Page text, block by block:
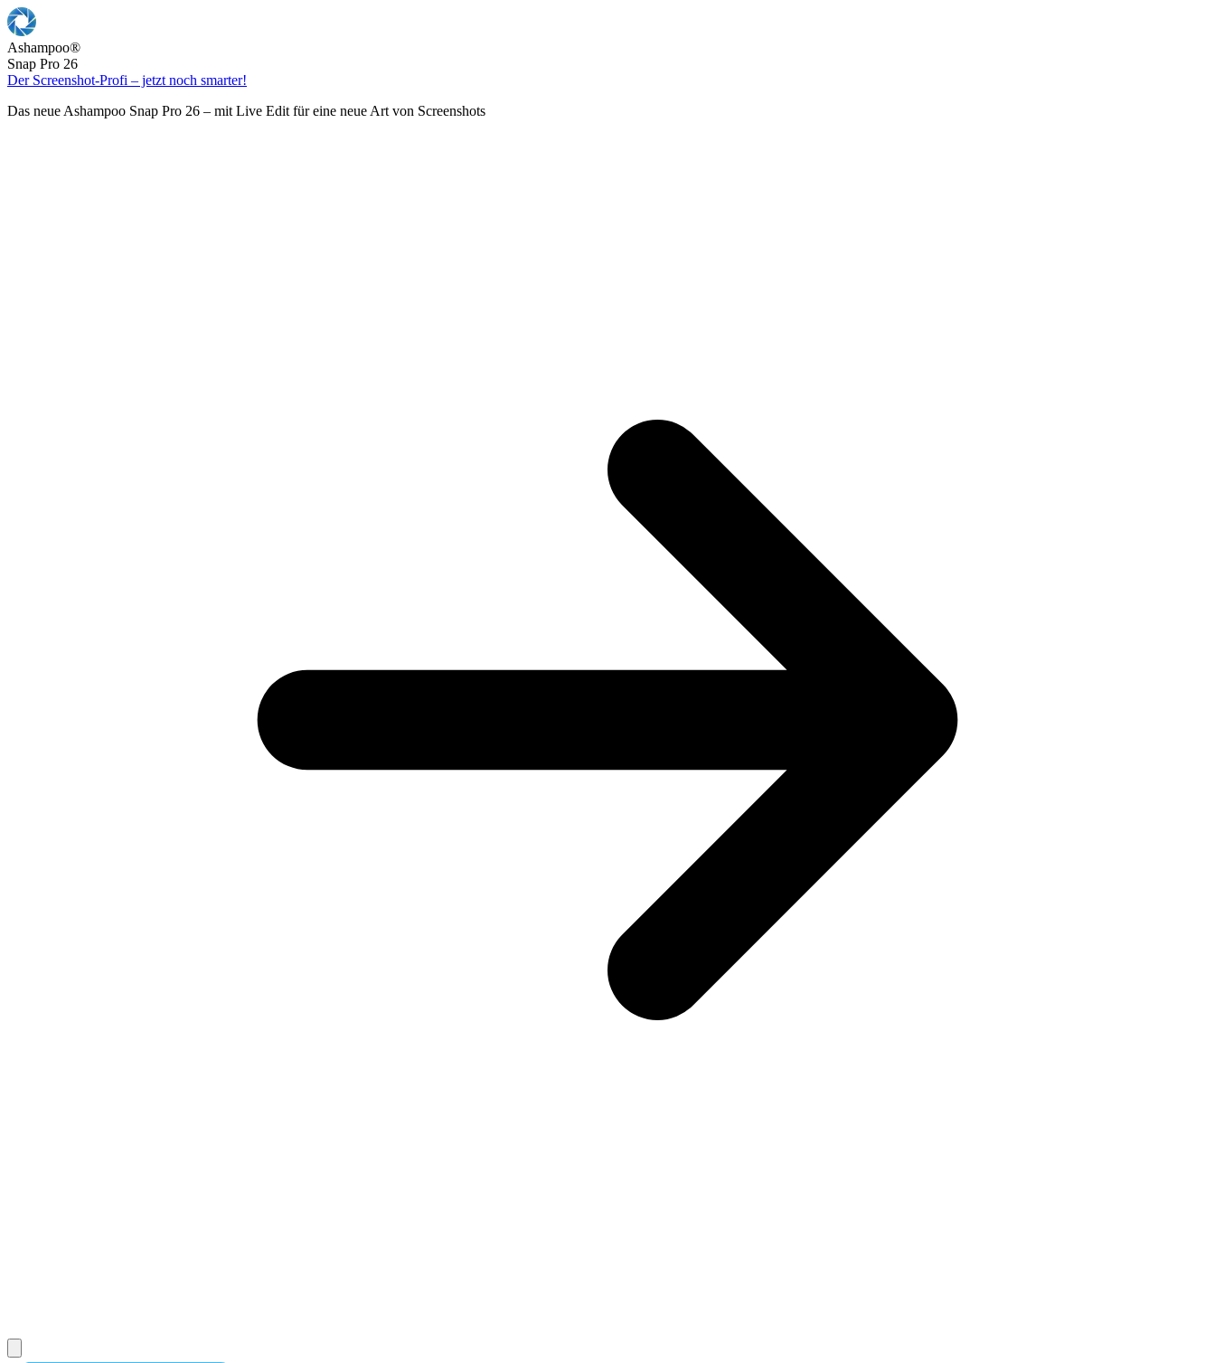
Ashampoo®
Snap Pro 26
Der Screenshot-Profi – jetzt noch smarter!
Das neue Ashampoo Snap Pro 26 – mit Live Edit für eine neue Art von Screenshots